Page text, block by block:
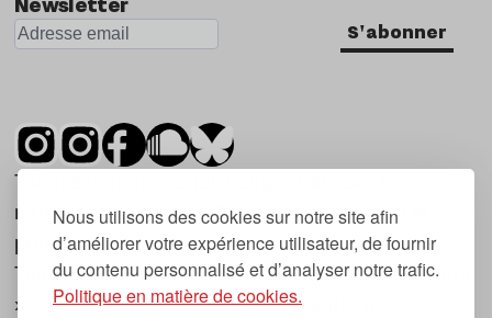
Nous utilisons des cookies sur notre site afin
d’améliorer votre expérience utilisateur, de fournir
du contenu personnalisé et d’analyser notre trafic.
Politique en matière de cookies.
S'abonner
Tsugi est un mensuel indépendant sur la
musique et les nouvelles tendances, dont la
première parution date de 2007.
Tsugi en japonais signifie « prochain », « suivant
», ce qui correspond à la thématique du